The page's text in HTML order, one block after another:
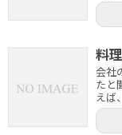
料
会社
たと
えば